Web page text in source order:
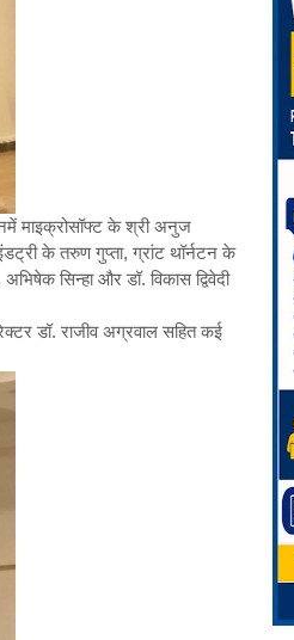
माइक्रोसॉफ्ट के श्री अनुज
के तरुण गुप्ता, ग्रांट थॉर्नटन के
सिन्हा और डॉ. विकास द्विवेदी
डॉ. राजीव अग्रवाल सहित कई